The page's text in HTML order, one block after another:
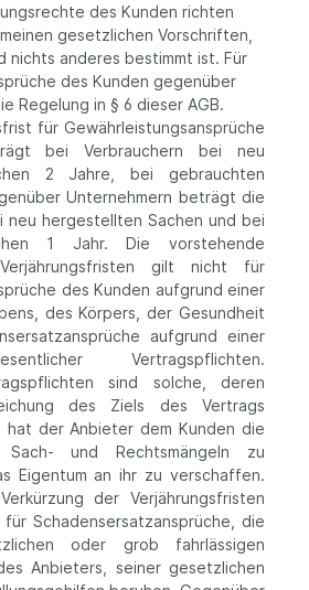
des Kunden richten
gesetzlichen Vorschriften,
nichts anderes bestimmt ist. Für
des Kunden gegenüber
Regelung in § 6 dieser AGB.
für Gewährleistungsansprüche
bei Verbrauchern bei neu
2 Jahre, bei gebrauchten
Unternehmern beträgt die
neu hergestellten Sachen und bei
1 Jahr. Die vorstehende
gilt nicht für
des Kunden aufgrund einer
des Körpers, der Gesundheit
aufgrund einer
Vertragspflichten.
sind solche, deren
des Ziels des Vertrags
der Anbieter dem Kunden die
und Rechtsmängeln zu
Eigentum an ihr zu verschaffen.
der Verjährungsfristen
Schadensersatzansprüche, die
oder grob fahrlässigen
Anbieters, seiner gesetzlichen